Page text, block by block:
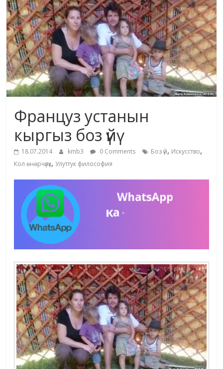
маданияты
жана
адабияты
Француз устанын
кыргыз боз үйү
18.07.2014 kmb3 0 Comments Боз үй, Искусство,
Кол өнөрчүлүк, Улуттук философия